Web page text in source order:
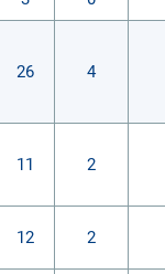
26 4
11 2
12 2